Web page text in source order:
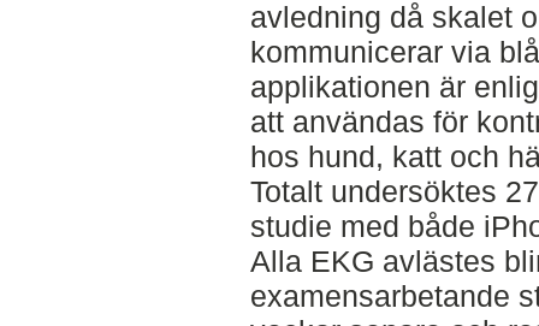
avledning då skalet
kommunicerar via
applikationen är
att användas för
hos hund, katt och
Totalt undersöktes
studie med både
Alla EKG avlästes
examensarbetande